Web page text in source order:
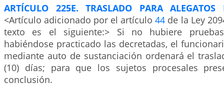
ARTÍCULO 225E. TRASLADO PARA ALEGATOS
<Artículo adicionado por el artículo44 de la Ley
texto es el siguiente:> Si no hubiere
habiéndose practicado las decretadas, el
mediante auto de sustanciación ordenará el
(10) días; para que los sujetos procesales
conclusión.